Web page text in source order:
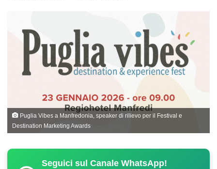
Puglia Vibes a Manfredonia, speaker di rilievo per il Festival e
Destination Marketing Awards
Seguici sul Canale WhatsApp!